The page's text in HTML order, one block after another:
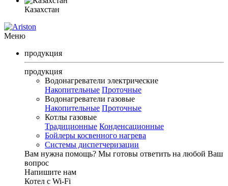
Казахстан
Меню
продукция
продукция
Водонагреватели электрические
Накопительные Проточные
Водонагреватели газовые
Накопительные Проточные
Котлы газовые
Традиционные Конденсационные
Бойлеры косвенного нагрева
Системы диспетчеризации
Вам нужна помощь? Мы готовы ответить на любой Ваш
вопрос
Напишите нам
Котел с Wi-Fi